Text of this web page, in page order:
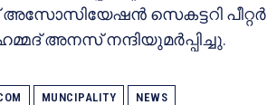
സെകട്ടറി പീറ്റർ
അനസ് നന്ദിയുമർപ്പിച്ചു.
MUNCIPALITY NEWS